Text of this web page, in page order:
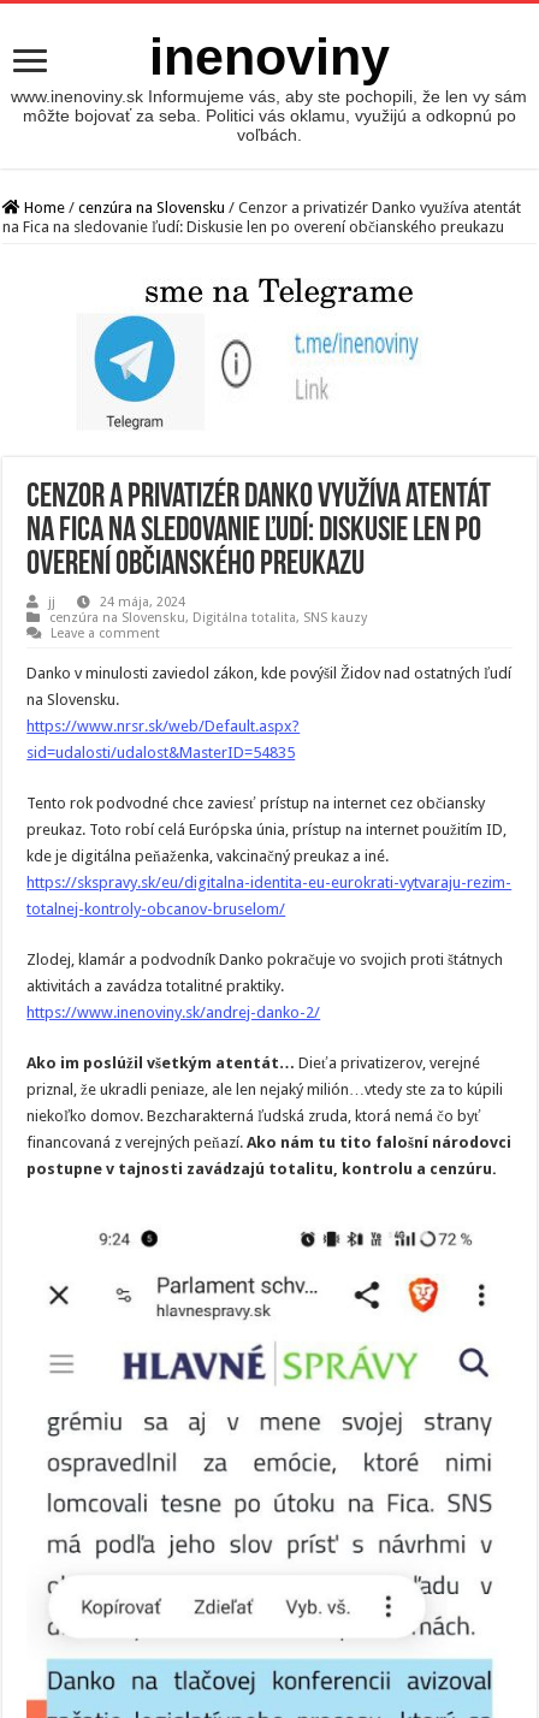
inenoviny
www.inenoviny.sk Informujeme vás, aby ste pochopili, že len vy sám
môžte bojovať za seba. Politici vás oklamu, využijú a odkopnú po
voľbách.
Home / cenzúra na Slovensku / Cenzor a privatizér Danko využíva atentát
na Fica na sledovanie ľudí: Diskusie len po overení občianského preukazu
Cenzor a privatizér Danko využíva atentát
na Fica na sledovanie ľudí: Diskusie len po
overení občianského preukazu
jj
24 mája, 2024
cenzúra na Slovensku, Digitálna totalita, SNS kauzy
Leave a comment
Danko v minulosti zaviedol zákon, kde povýšil Židov nad ostatných ľudí
na Slovensku.
https://www.nrsr.sk/web/Default.aspx?
sid=udalosti/udalost&MasterID=54835
Tento rok podvodné chce zaviesť prístup na internet cez občiansky
preukaz. Toto robí celá Európska únia, prístup na internet použitím ID,
kde je digitálna peňaženka, vakcinačný preukaz a iné.
https://skspravy.sk/eu/digitalna-identita-eu-eurokrati-vytvaraju-rezim-
totalnej-kontroly-obcanov-bruselom/
Zlodej, klamár a podvodník Danko pokračuje vo svojich proti štátnych
aktivitách a zavádza totalitné praktiky.
https://www.inenoviny.sk/andrej-danko-2/
Ako im poslúžil všetkým atentát… Dieťa privatizerov, verejné
priznal, že ukradli peniaze, ale len nejaký milión…vtedy ste za to kúpili
niekoľko domov. Bezcharakterná ľudská zruda, ktorá nemá čo byť
financovaná z verejných peňazí.Ako nám tu tito falošní národovci
postupne v tajnosti zavádzajú totalitu, kontrolu a cenzúru.